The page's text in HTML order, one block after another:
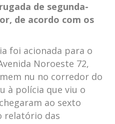
de segunda-
de acordo com os
foi acionada para o
Noroeste 72,
nu no corredor do
à polícia que viu o
ao sexto
relatório das